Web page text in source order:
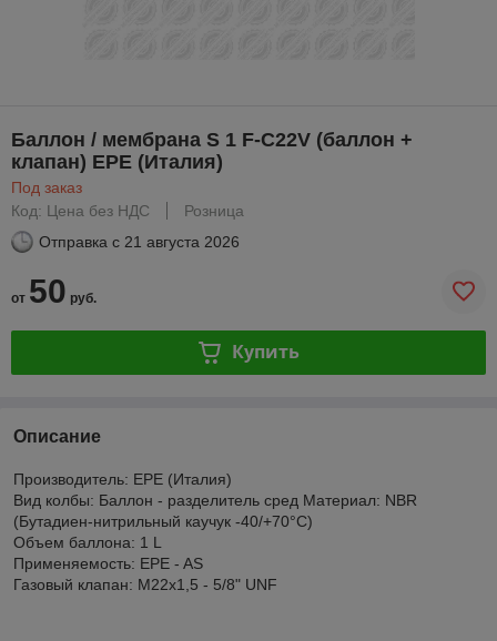
Баллон / мембрана S 1 F-C22V (баллон +
клапан) EPE (Италия)
Под заказ
Код: Цена без НДС
Розница
Отправка с 21 августа 2026
от 50 руб.
Купить
Описание
Производитель: EPE (Италия)
Вид колбы: Баллон - разделитель сред Материал: NBR
(Бутадиен-нитрильный каучук -40/+70°С)
Объем баллона: 1 L
Применяемость: EPE - AS
Газовый клапан: М22х1,5 - 5/8" UNF